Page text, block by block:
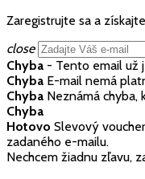
Zaregistrujte sa a
close
Chyba - Tento email už
Chyba E-mail nemá
Chyba Neznámá chyba,
Chyba
Hotovo Slevový
zadaného e-mailu.
Nechcem žiadnu zľavu,